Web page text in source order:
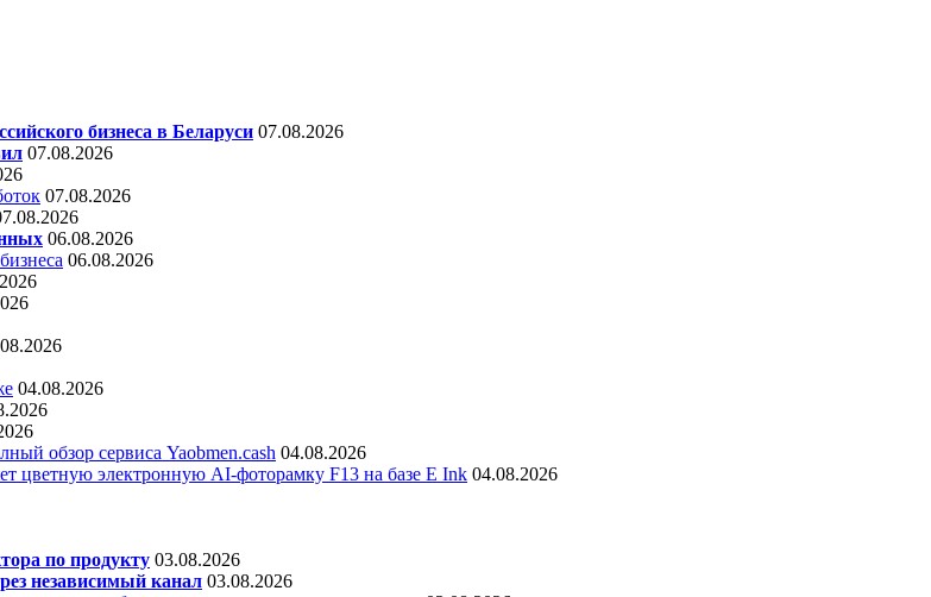
бизнеса в Беларуси 07.08.2026
07.08.2026
07.08.2026
06.08.2026
06.08.2026
04.08.2026
обзор сервиса Yaobmen.cash 04.08.2026
цветную электронную AI-фоторамку F13 на базе E Ink 04.08.2026
по продукту 03.08.2026
независимый канал 03.08.2026